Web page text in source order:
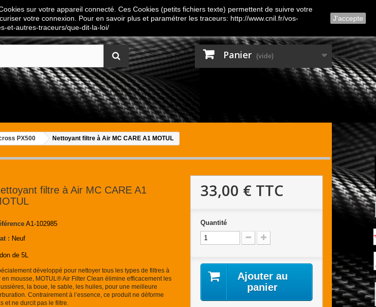
Connexion
Contactez-nous
Panier (vide)
PX500 Nettoyant filtre à Air MC CARE A1 MOTUL
filtre à Air MC CARE A1
A1-102985
: Neuf
de 5L
développé pour nettoyer tous les types de filtres à
en mousse, MOTUL® Air Filter Clean élimine efficacement les
la boue, le sable, les huiles, pour une meilleure
Contrairement à l’essence, ce produit ne déforme
et ne durcit pas le filtre.
33,00 € TTC
Quantité
Ajouter au
panier
sur votre appareil connecté. Ces Cookies (petits fichiers texte) permettent de suivre votre
votre connexion. Pour en savoir plus et paramétrer les traceurs: http://www.cnil.fr/vos-
et-autres-traceurs/que-dit-la-loi/
J'accepte